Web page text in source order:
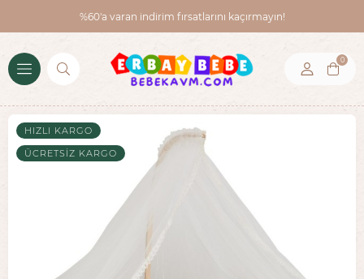
%60'a varan indirim fırsatlarını kaçırmayın!
0
HIZLI KARGO
ÜCRETSIZ KARGO